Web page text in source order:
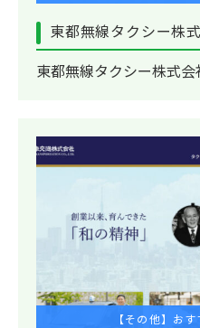
東都無線タクシー株
東都無線タクシー株式会
【その他】お